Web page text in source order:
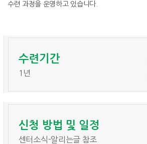
수련 과정을 운영하고 있습니다.
수련기간
1년
신청 방법 및 일정
센터소식-알리는글 참조